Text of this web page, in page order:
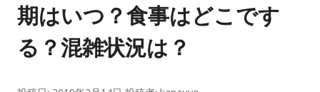
期はいつ？食事はどこです
る？混雑状況は？